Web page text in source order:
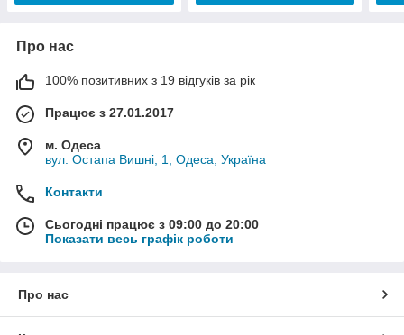
Про нас
100% позитивних з 19 відгуків за рік
Працює з 27.01.2017
м. Одеса
вул. Остапа Вишні, 1, Одеса, Україна
Контакти
Сьогодні працює з 09:00 до 20:00
Показати весь графік роботи
Про нас